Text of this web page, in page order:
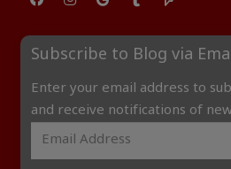
Subscribe to Blog via
Enter your email address to
and receive notifications of